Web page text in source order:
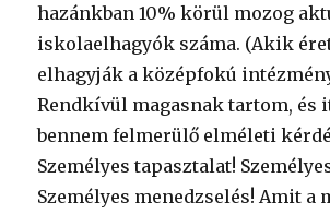
hazánkban 10% körül mozog
iskolaelhagyók száma. (Akik
elhagyják a középfokú
Rendkívül magasnak tartom, és
bennem felmerülő elméleti
Személyes tapasztalat!
Személyes menedzselés! Amit a